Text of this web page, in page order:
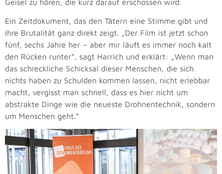
Geisel zu hören, die kurz darauf erschossen wird.
Ein Zeitdokument, das den Tätern eine Stimme gibt und
ihre Brutalität ganz direkt zeigt. „Der Film ist jetzt schon
fünf, sechs Jahre her – aber mir läuft es immer noch kalt
den Rücken runter“, sagt Harrich und erklärt: „Wenn man
das schreckliche Schicksal dieser Menschen, die sich
nichts haben zu Schulden kommen lassen, nicht erlebbar
macht, vergisst man schnell, dass es hier nicht um
abstrakte Dinge wie die neueste Drohnentechnik, sondern
um Menschen geht.“